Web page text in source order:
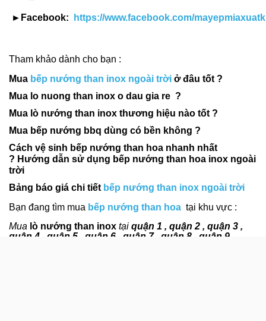
►Facebook: https://www.facebook.com/
Tham khảo dành cho bạn :
Mua bếp nướng than inox ngoài trời ở đâu tốt ?
Mua lo nuong than inox o dau gia re ?
Mua lò nướng than inox thương hiệu nào tốt ?
Mua bếp nướng bbq dùng có bền không ?
Cách vệ sinh bếp nướng than hoa nhanh nhất
? Hướng dẫn sử dụng bếp nướng than hoa inox ngoài
trời
Bảng báo giá chi tiết bếp nướng than inox ngoài trời
Bạn đang tìm mua bếp nướng than hoa tại khu vực :
Mua lò nướng than inox tại quận 1 , quận 2 , quận 3 ,
quận 4 , quận 5 , quận 6 , quận 7 , quận 8 , quận 9 ,